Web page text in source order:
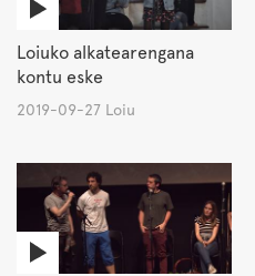
Loiuko alkatearengana
kontu eske
2019-09-27 Loiu